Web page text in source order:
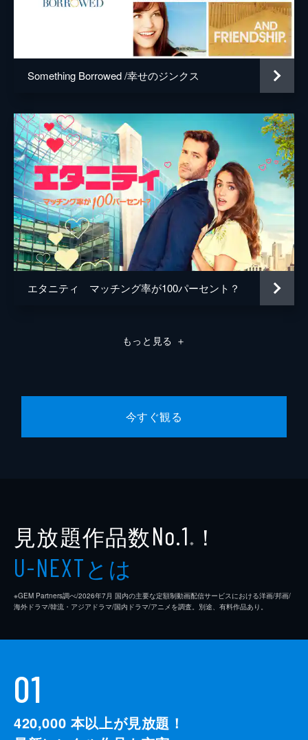
Something Borrowed /幸せのジンクス
エタニティ マッチング率が100パーセント？
もっと見る ＋
今すぐ観る
見放題作品数No.1 ※ ！
U-NEXTとは
※GEM Partners調べ/2026年7⽉ 国内の主要な定額制動画配信サービスにおける洋画/邦画/
海外ドラマ/韓流・アジアドラマ/国内ドラマ/アニメを調査。別途、有料作品あり。
01
420,000 本以上が見放題！